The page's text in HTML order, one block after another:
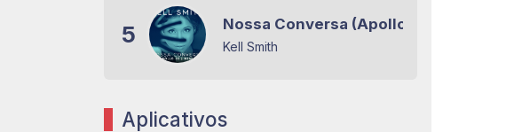
5 Nossa Conversa (Apollo 55 Remix)
Kell Smith
Aplicativos